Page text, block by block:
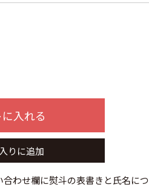
入れる
りに追加
合わせ欄に熨斗の表書きと氏名につ